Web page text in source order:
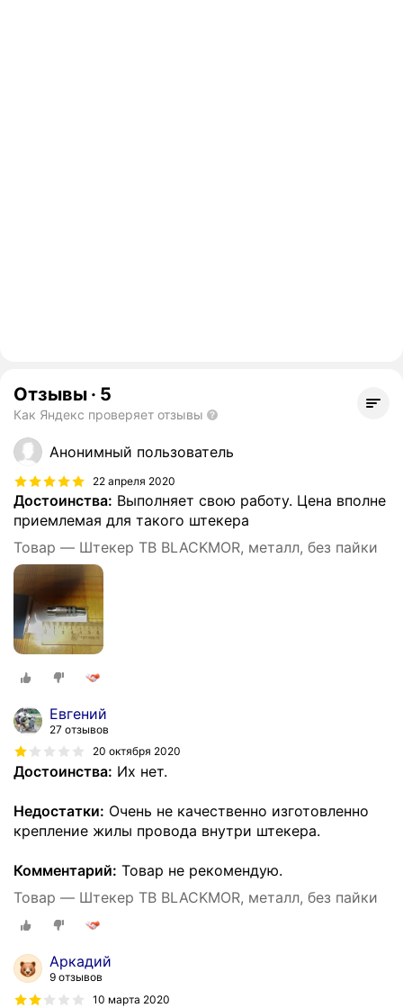
Отзывы · 5
Как Яндекс проверяет отзывы
Анонимный пользователь
22 апреля 2020
Достоинства: Выполняет свою работу. Цена вполне
приемлемая для такого штекера
Товар — Штекер ТВ BLACKMOR, металл, без пайки
Евгений
27 отзывов
20 октября 2020
Достоинства: Их нет.
Недостатки: Очень не качественно изготовленно
крепление жилы провода внутри штекера.
Комментарий: Товар не рекомендую.
Товар — Штекер ТВ BLACKMOR, металл, без пайки
Аркадий
9 отзывов
10 марта 2020